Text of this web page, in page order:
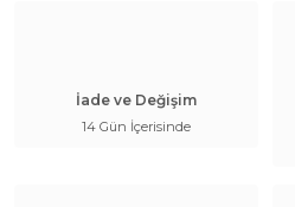
İade ve Değişim
14 Gün İçerisinde